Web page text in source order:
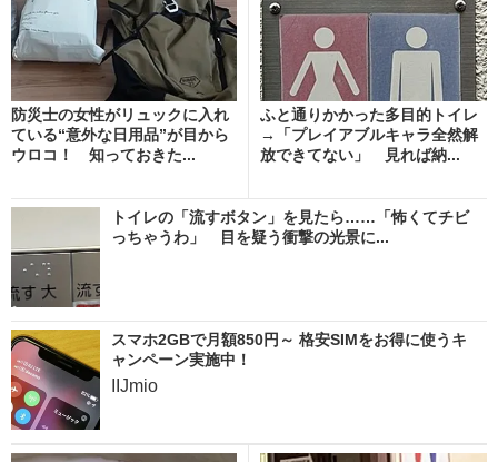
防災士の女性がリュックに入れ
ている“意外な日用品”が目から
ウロコ！ 知っておきた...
ふと通りかかった多目的トイレ
→「プレイアブルキャラ全然解
放できてない」 見れば納...
トイレの「流すボタン」を見たら……「怖くてチビ
っちゃうわ」 目を疑う衝撃の光景に...
スマホ2GBで月額850円～ 格安SIMをお得に使うキ
ャンペーン実施中！
IIJmio